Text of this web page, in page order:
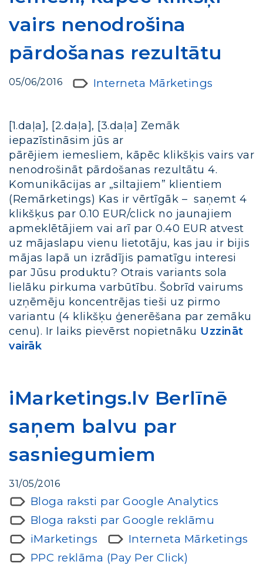
vairs nenodrošina
pārdošanas rezultātu
05/06/2016 Interneta Mārketings
[1.daļa], [2.daļa], [3.daļa] Zemāk
iepazīstināsim jūs ar
pārējiem iemesliem, kāpēc klikšķis vairs var
nenodrošināt pārdošanas rezultātu 4.
Komunikācijas ar „siltajiem” klientiem
(Remārketings) Kas ir vērtīgāk – saņemt 4
klikšķus par 0.10 EUR/click no jaunajiem
apmeklētājiem vai arī par 0.40 EUR atvest
uz mājaslapu vienu lietotāju, kas jau ir bijis
mājas lapā un izrādījis pamatīgu interesi
par Jūsu produktu? Otrais variants sola
lielāku pirkuma varbūtību. Šobrīd vairums
uzņēmēju koncentrējas tieši uz pirmo
variantu (4 klikšķu ģenerēšana par zemāku
cenu). Ir laiks pievērst nopietnāku Uzzināt
vairāk
iMarketings.lv Berlīnē
saņem balvu par
sasniegumiem
31/05/2016
Bloga raksti par Google Analytics
Bloga raksti par Google reklāmu
iMarketings
Interneta Mārketings
PPC reklāma (Pay Per Click)